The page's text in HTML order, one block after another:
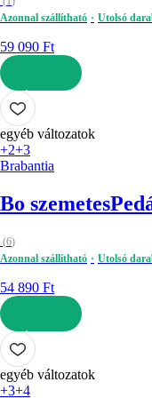
Azonnal szállítható
Utolsó
59 090 Ft
KOSÁRBA
egyéb változatok
+2+3
Brabantia
Bo szemetes
(6)
Azonnal szállítható
Utolsó
54 890 Ft
KOSÁRBA
egyéb változatok
+3+4